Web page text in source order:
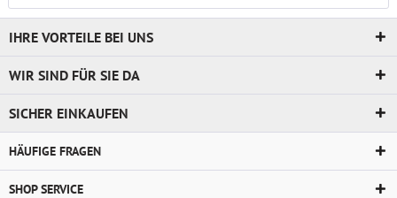
IHRE VORTEILE BEI UNS
WIR SIND FÜR SIE DA
SICHER EINKAUFEN
HÄUFIGE FRAGEN
SHOP SERVICE